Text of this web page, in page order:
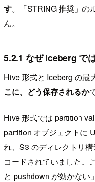
す。「STRING 推奨」の
ん。
5.2.1 なぜ Iceberg で
Hive 形式と Iceberg の最
こに、どう保存されるか
Hive 形式では partition
partition オブジェクトに
れ、S3 のディレクトリ構
コードされていました。
と pushdown が効かない